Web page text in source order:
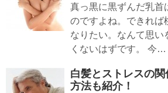
真っ黒に黒ずんだ乳首
のですよね。できれば
なりたい。なんて思い
くないはずです。 今…
白髪とストレスの
方法も紹介！